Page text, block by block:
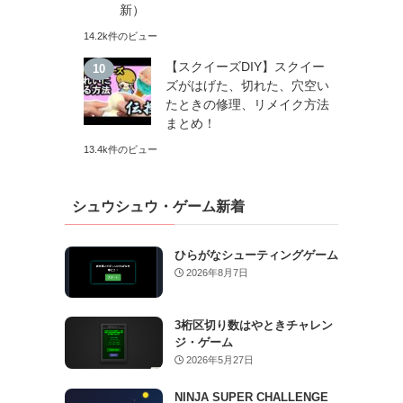
新）
14.2k件のビュー
【スクイーズDIY】スクイー
ズがはげた、切れた、穴空い
たときの修理、リメイク方法
まとめ！
13.4k件のビュー
シュウシュウ・ゲーム新着
ひらがなシューティングゲーム
2026年8月7日
3桁区切り数はやときチャレン
ジ・ゲーム
2026年5月27日
NINJA SUPER CHALLENGE